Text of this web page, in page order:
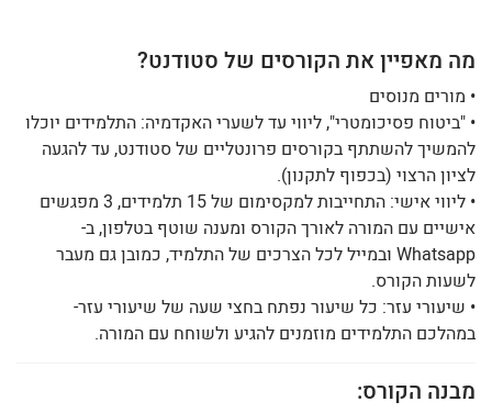
מה מאפיין את הקורסים של סטודנט?
• מורים מנוסים
• "ביטוח פסיכומטרי", ליווי עד לשערי האקדמיה: התלמידים יוכלו
להמשיך להשתתף בקורסים פרונטליים של סטודנט, עד להגעה
לציון הרצוי (בכפוף לתקנון).
• ליווי אישי: התחייבות למקסימום של 15 תלמידים, 3 מפגשים
אישיים עם המורה לאורך הקורס ומענה שוטף בטלפון, ב-
Whatsapp ובמייל לכל הצרכים של התלמיד, כמובן גם מעבר
לשעות הקורס.
• שיעורי עזר: כל שיעור נפתח בחצי שעה של שיעורי עזר-
במהלכם התלמידים מוזמנים להגיע ולשוחח עם המורה.
מבנה הקורס: